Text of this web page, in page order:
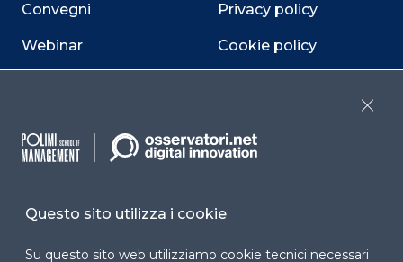
Convegni
Webinar
Privacy policy
Cookie policy
accessibilità
Questo sito utilizza i cookie
Su questo sito web utilizziamo cookie tecnici necessari